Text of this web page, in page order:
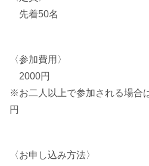
先着50名
〈参加費用〉
2000円
※お二人以上で参加される場合
円
〈お申し込み方法〉